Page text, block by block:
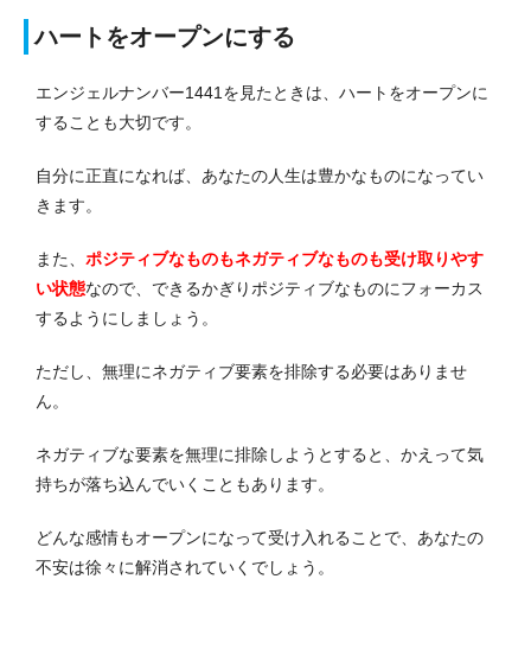
ハートをオープンにする
エンジェルナンバー1441を見たときは、ハートをオープンに
することも大切です。
自分に正直になれば、あなたの人生は豊かなものになってい
きます。
また、 ポジティブなものもネガティブなものも受け取りやす
い状態なので、できるかぎりポジティブなものにフォーカス
するようにしましょう。
ただし、無理にネガティブ要素を排除する必要はありませ
ん。
ネガティブな要素を無理に排除しようとすると、かえって気
持ちが落ち込んでいくこともあります。
どんな感情もオープンになって受け入れることで、あなたの
不安は徐々に解消されていくでしょう。